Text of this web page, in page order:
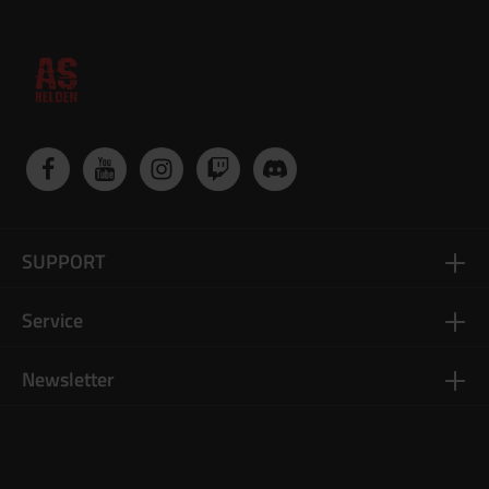
Newsletter
SUPPORT
Service